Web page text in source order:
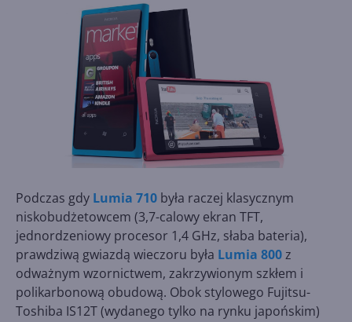
Podczas gdy Lumia 710 była raczej klasycznym
niskobudżetowcem (3,7-calowy ekran TFT,
jednordzeniowy procesor 1,4 GHz, słaba bateria),
prawdziwą gwiazdą wieczoru była Lumia 800z
odważnym wzornictwem, zakrzywionym szkłem i
polikarbonową obudową. Obok stylowego Fujitsu-
Toshiba IS12T (wydanego tylko na rynku japońskim)